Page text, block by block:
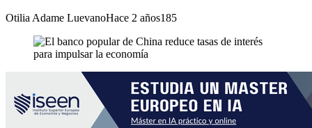
Otilia Adame LuevanoHace 2 años185